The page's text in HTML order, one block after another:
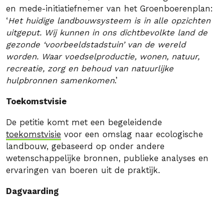
en mede-initiatiefnemer van het Groenboerenplan:
‘Het huidige landbouwsysteem is in alle opzichten
uitgeput. Wij kunnen in ons dichtbevolkte land de
gezonde ‘voorbeeldstadstuin’ van de wereld
worden. Waar voedselproductie, wonen, natuur,
recreatie, zorg en behoud van natuurlijke
hulpbronnen samenkomen.’
Toekomstvisie
De petitie komt met een begeleidende
toekomstvisie voor een omslag naar ecologische
landbouw, gebaseerd op onder andere
wetenschappelijke bronnen, publieke analyses en
ervaringen van boeren uit de praktijk.
Dagvaarding